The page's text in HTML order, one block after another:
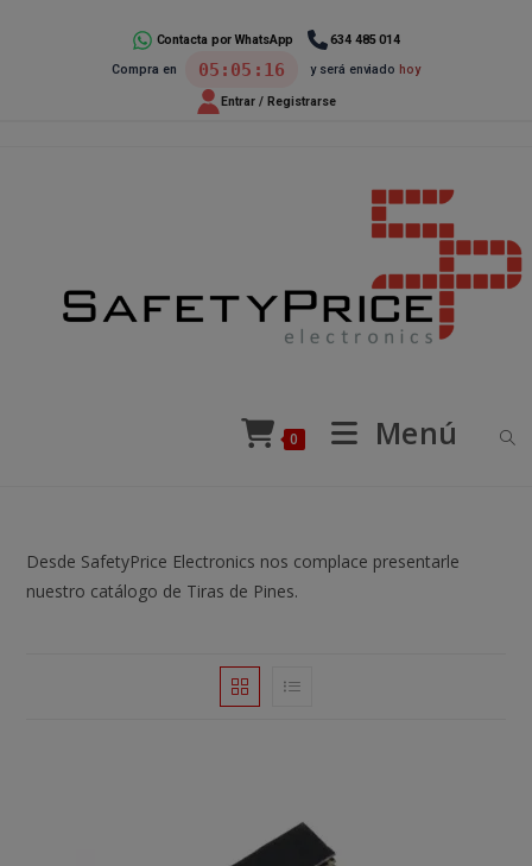
Contacta por WhatsApp
634 485 014
Compra en
05:05:15 y será enviado hoy
Entrar / Registrarse
0 Menú
Desde SafetyPrice Electronics nos complace presentarle
nuestro catálogo de Tiras de Pines.